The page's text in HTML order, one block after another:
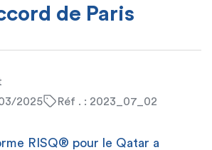
de Paris
2025
Réf . : 2023_07_02
RISQ® pour le Qatar a